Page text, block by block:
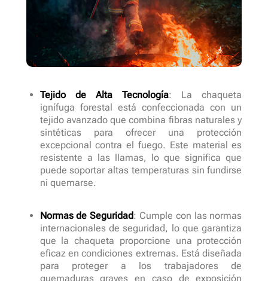
Tejido de Alta Tecnología: La chaqueta
ignífuga forestal está confeccionada con un
tejido avanzado que combina fibras naturales y
sintéticas para ofrecer una protección
excepcional contra el fuego. Este material es
resistente a las llamas, lo que significa que
puede soportar altas temperaturas sin fundirse
ni quemarse.
Normas de Seguridad: Cumple con las normas
internacionales de seguridad, lo que garantiza
que la chaqueta proporcione una protección
eficaz en condiciones extremas. Está diseñada
para proteger a los trabajadores de
quemaduras graves en caso de exposición